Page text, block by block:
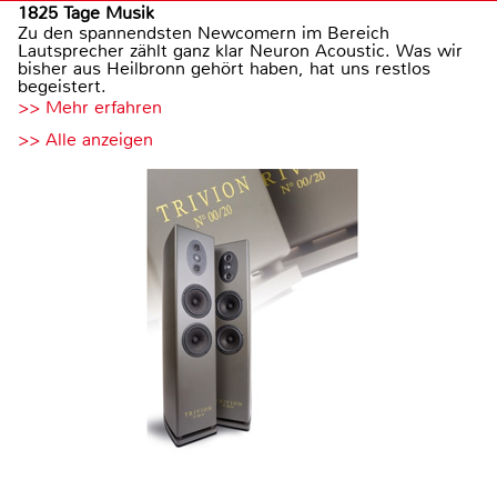
1825 Tage Musik
Zu den spannendsten Newcomern im Bereich
Lautsprecher zählt ganz klar Neuron Acoustic. Was wir
bisher aus Heilbronn gehört haben, hat uns restlos
begeistert.
>> Mehr erfahren
>> Alle anzeigen